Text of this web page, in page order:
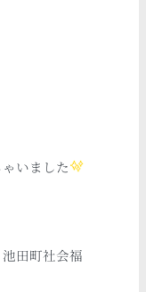
いました
田町社会福